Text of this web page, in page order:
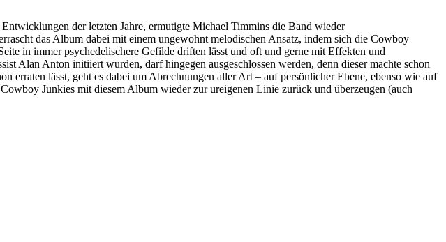
der letzten Jahre, ermutigte Michael Timmins die Band wieder
das Album dabei mit einem ungewohnt melodischen Ansatz, indem sich die Cowboy
in immer psychedelischere Gefilde driften lässt und oft und gerne mit Effekten und
Alan Anton initiiert wurden, darf hingegen ausgeschlossen werden, denn dieser machte schon
lässt, geht es dabei um Abrechnungen aller Art – auf persönlicher Ebene, ebenso wie auf
Junkies mit diesem Album wieder zur ureigenen Linie zurück und überzeugen (auch